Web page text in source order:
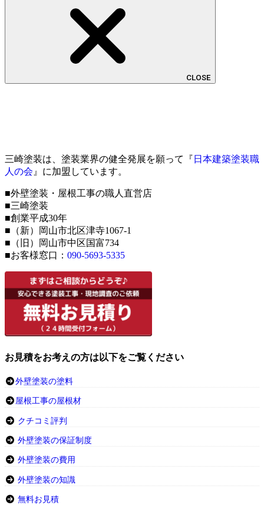
CLOSE
三崎塗装は、塗装業界の健全発展を願って『 日本建築塗装職
人の会 』に加盟しています。
■外壁塗装・屋根工事の職人直営店
■三崎塗装
■創業平成30年
■（新）岡山市北区津寺1067-1
■（旧）岡山市中区国富734
■お客様窓口： 090-5693-5335
お見積をお考えの方は以下をご覧ください
外壁塗装の塗料
屋根工事の屋根材
クチコミ評判
外壁塗装の保証制度
外壁塗装の費用
外壁塗装の知識
無料お見積